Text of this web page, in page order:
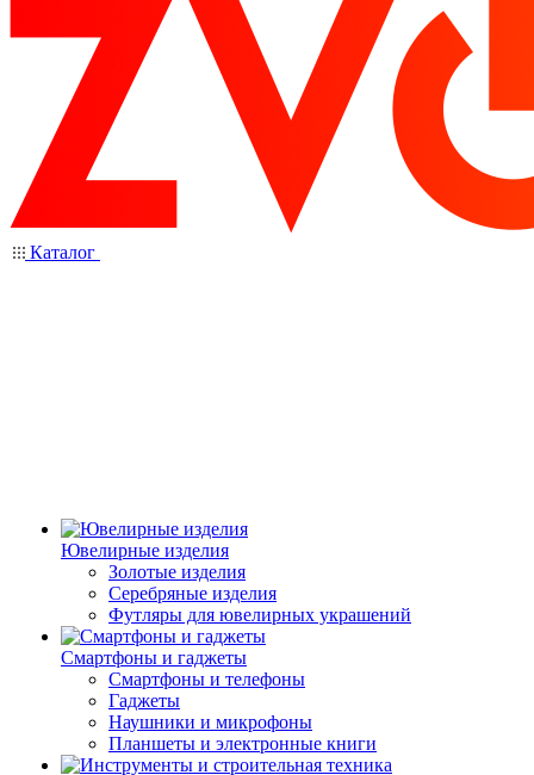
Каталог
Ювелирные изделия
Золотые изделия
Серебряные изделия
Футляры для ювелирных украшений
Смартфоны и гаджеты
Смартфоны и телефоны
Гаджеты
Наушники и микрофоны
Планшеты и электронные книги